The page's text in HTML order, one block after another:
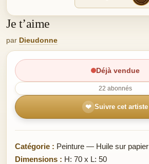
Je t’aime
par Dieudonne
Déjà vendue
22 abonnés
❤ Suivre cet artiste
Catégorie : Peinture — Huile sur papier
Dimensions : H: 70 x L: 50